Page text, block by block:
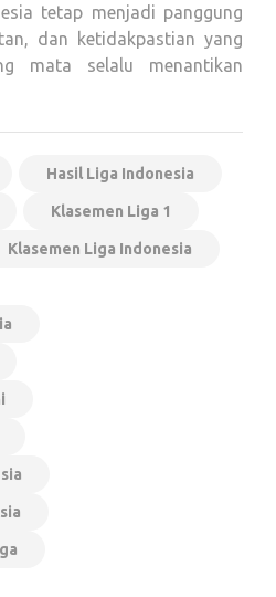
tetap menjadi panggung
dan ketidakpastian yang
mata selalu menantikan
Hasil Liga Indonesia
Klasemen Liga 1
Klasemen Liga Indonesia